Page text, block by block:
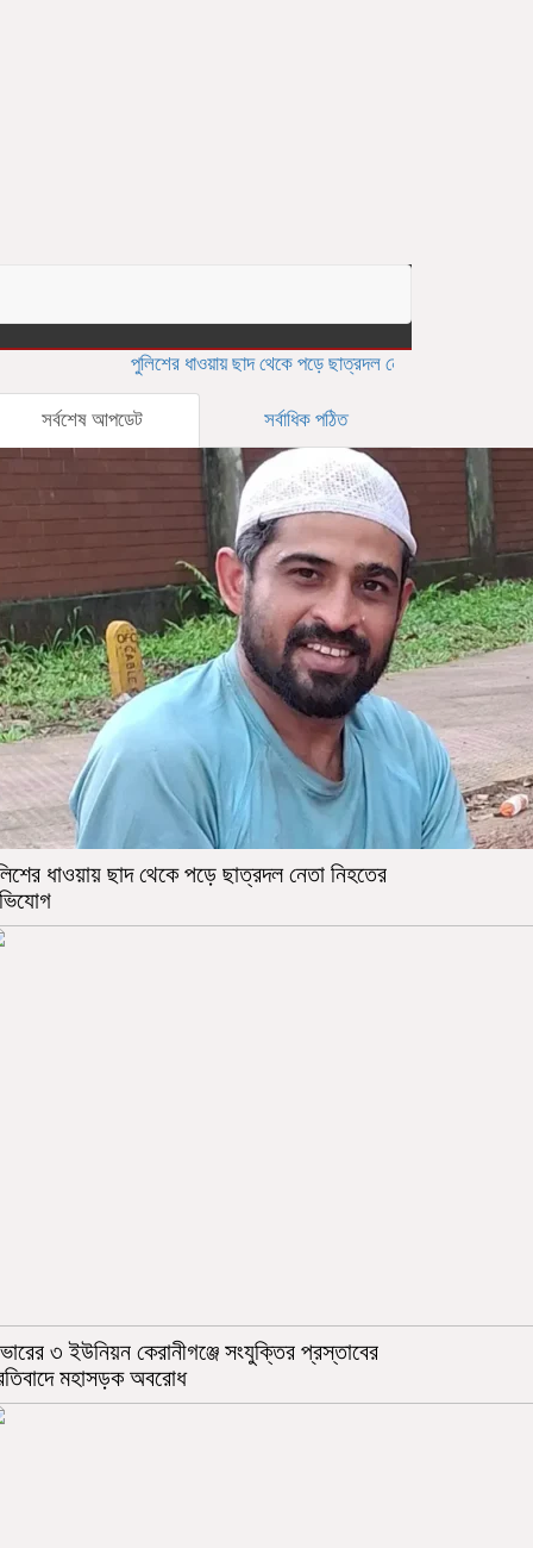
পুলিশের ধাওয়ায় ছাদ থেকে পড়ে ছাত্রদল নেতা নিহতের অভিযোগ
সর্বশেষ আপডেট সর্বাধিক পঠিত
ধাওয়ায় ছাদ থেকে পড়ে ছাত্রদল নেতা নিহতের
৩ ইউনিয়ন কেরানীগঞ্জে সংযুক্তির প্রস্তাবের
মহাসড়ক অবরোধ